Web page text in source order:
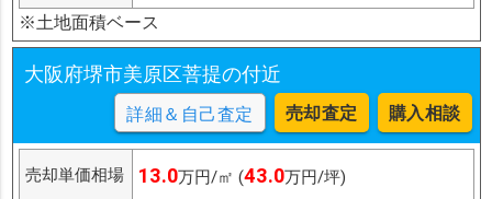
※土地面積ベース
大阪府堺市美原区菩提の付近
詳細＆自己査定 売却査定 購入相談
売却単価相場 13.0万円/㎡ (43.0万円/坪)